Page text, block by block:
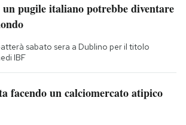
pugile italiano potrebbe diventare
sabato sera a Dublino per il titolo
IBF
facendo un calciomercato atipico